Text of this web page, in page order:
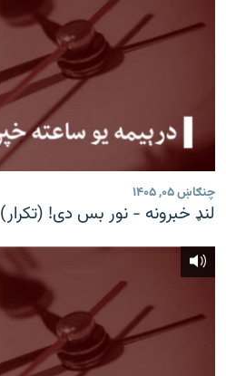
چنګاښ ۰۵, ۱۴۰۵
لنډ خبرونه - نور بس دی! (تکرار)